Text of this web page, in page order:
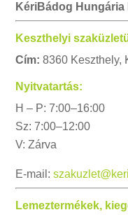
KériBádog Hungária
Keszthelyi
Cím:8360 Keszthely,
Nyitvatartás:
H – P: 7:00–16:00
Sz: 7:00–12:00
V: Zárva
E-mail:
Lemeztermékek,